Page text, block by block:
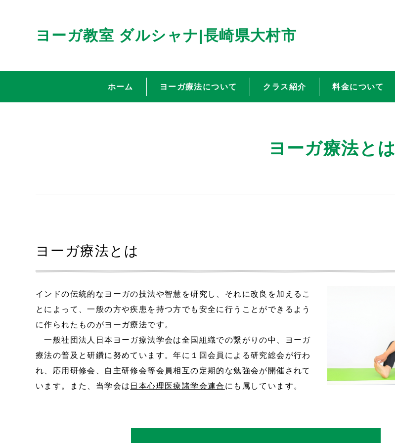
ヨーガ教室 ダルシャナ|長崎県大村市
ホーム ヨーガ療法について クラス紹介 料金について
ヨーガ療法とは
ヨーガ療法とは
インドの伝統的なヨーガの技法や智慧を研究し、それに改良を加えるこ
とによって、一般の方や疾患を持つ方でも安全に行うことができるよう
に作られたものがヨーガ療法です。
一般社団法人日本ヨーガ療法学会は全国組織での繋がりの中、ヨーガ
療法の普及と研鑽に努めています。年に１回会員による研究総会が行わ
れ、応用研修会、自主研修会等会員相互の定期的な勉強会が開催されて
います。また、当学会は 日本心理医療諸学会連合 にも属しています。